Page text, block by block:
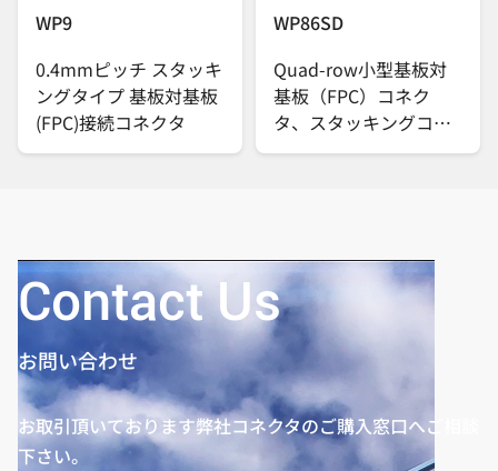
WP9
0.4mmピッチ スタッキ
ングタイプ 基板対基板
(FPC)接続コネクタ
WP86SD
Quad-row小型基板対
基板（FPC）コネク
タ、スタッキングコネ
クタ、嵌合高さ
付き
Contact Us
お問い合わせ
お取引頂いております弊社コネクタのご購入窓口へご相談
下さい。